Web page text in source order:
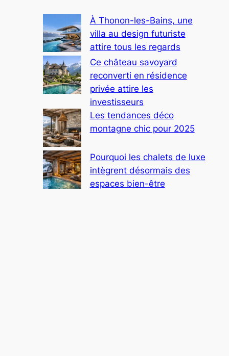
À Thonon-les-Bains, une
villa au design futuriste
attire tous les regards
Ce château savoyard
reconverti en résidence
privée attire les
investisseurs
Les tendances déco
montagne chic pour 2025
Pourquoi les chalets de luxe
intègrent désormais des
espaces bien-être